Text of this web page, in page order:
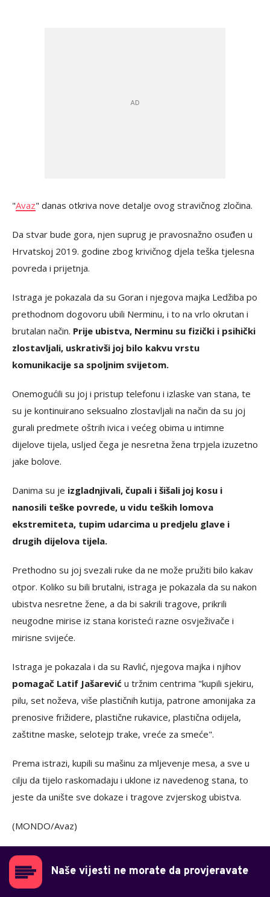
"Avaz" danas otkriva nove detalje ovog stravičnog zločina.
Da stvar bude gora, njen suprug je pravosnažno osuđen u
Hrvatskoj 2019. godine zbog krivičnog djela teška tjelesna
povreda i prijetnja.
Istraga je pokazala da su Goran i njegova majka Ledžiba po
prethodnom dogovoru ubili Nerminu, i to na vrlo okrutan i
brutalan način. Prije ubistva, Nerminu su fizički i psihički
zlostavljali, uskrativši joj bilo kakvu vrstu
komunikacije sa spoljnim svijetom.
Onemogućili su joj i pristup telefonu i izlaske van stana, te
su je kontinuirano seksualno zlostavljali na način da su joj
gurali predmete oštrih ivica i većeg obima u intimne
dijelove tijela, usljed čega je nesretna žena trpjela izuzetno
jake bolove.
Danima su je izgladnjivali, čupali i šišali joj kosu i
nanosili teške povrede, u vidu teških lomova
ekstremiteta, tupim udarcima u predjelu glave i
drugih dijelova tijela.
Prethodno su joj svezali ruke da ne može pružiti bilo kakav
otpor. Koliko su bili brutalni, istraga je pokazala da su nakon
ubistva nesretne žene, a da bi sakrili tragove, prikrili
neugodne mirise iz stana koristeći razne osvježivače i
mirisne svijeće.
Istraga je pokazala i da su Ravlić, njegova majka i njihov
pomagač Latif Jašarević u tržnim centrima "kupili sjekiru,
pilu, set noževa, više plastičnih kutija, patrone amonijaka za
prenosive frižidere, plastične rukavice, plastična odijela,
zaštitne maske, selotejp trake, vreće za smeće".
Prema istrazi, kupili su mašinu za mljevenje mesa, a sve u
cilju da tijelo raskomadaju i uklone iz navedenog stana, to
jeste da unište sve dokaze i tragove zvjerskog ubistva.
(MONDO/Avaz)
Naše vijesti ne morate da provjeravate